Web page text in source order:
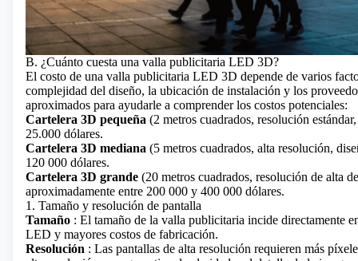
B. ¿Cuánto cuesta una valla publicitaria LED 3D?
El costo de una valla publicitaria LED 3D depende de varios
complejidad del diseño, la ubicación de instalación y los
aproximados para ayudarle a comprender los costos potenciales:
Cartelera 3D pequeña (2 metros cuadrados, resolución
25.000 dólares.
Cartelera 3D mediana (5 metros cuadrados, alta resolución,
120 000 dólares.
Cartelera 3D grande (20 metros cuadrados, resolución de alta
aproximadamente entre 200 000 y 400 000 dólares.
1. Tamaño y resolución de pantalla
Tamaño : El tamaño de la valla publicitaria incide directamente
LED y mayores costos de fabricación.
Resolución : Las pantallas de alta resolución requieren más